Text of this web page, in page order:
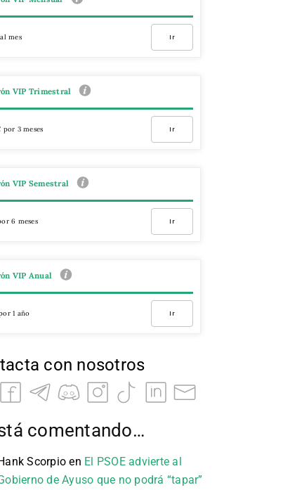
mes Ir
VIP Trimestral
por 3 meses Ir
VIP Semestral
6 meses Ir
VIP Anual
1 año Ir
con nosotros
comentando…
Scorpio en El PSOE advierte al
de Ayuso que no podrá “tapar”